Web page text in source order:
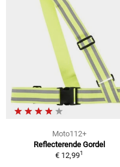
Moto112+
Reflecterende Gordel
€ 12,991